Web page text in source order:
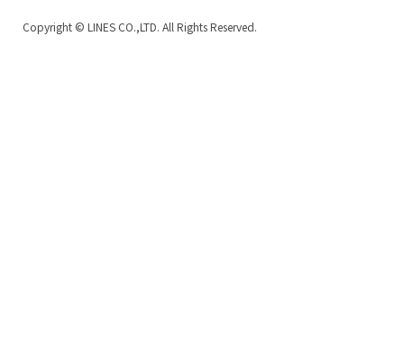
Copyright © LINES CO.,LTD. All Rights Reserved.